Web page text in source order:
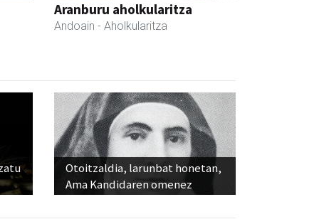
Aranburu aholkularitza
Andoain - Aholkularitza
Otoitzaldia, larunbat honetan,
Ama Kandidaren omenez